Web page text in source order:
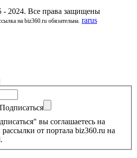
2024. Все права защищены
на biz360.ru обязательна. rarus
Подписаться
вы соглашаетесь на
от портала biz360.ru на